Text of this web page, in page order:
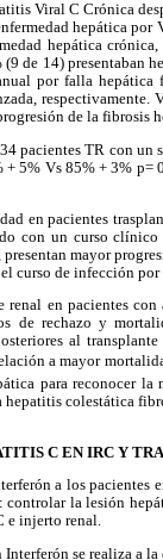
Viral C Crónica
hepática por
hepática
de 14) presentaban
por falla
de la fibrosis
pacientes TR con un
5% Vs 85% + 3%
en pacientes
con un curso
mayor
curso de infección
en pacientes
de rechazo y
al
a mayor
para reconocer
hepatitis colestática
C EN IRC Y
a los
la lesión
e injerto renal.
se realiza a